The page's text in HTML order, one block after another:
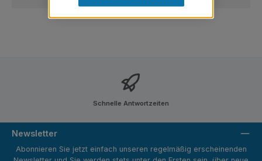
Schnelle Antwortzeiten
Newsletter
Abonnieren Sie jetzt einfach unseren regelmäßig erscheinenden